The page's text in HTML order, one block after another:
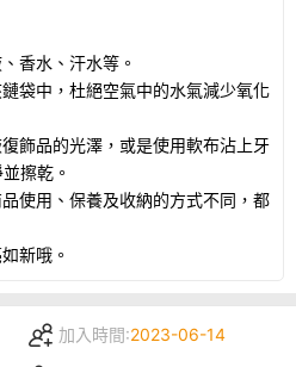
香水、汗水等。
袋中，杜絕空氣中的水氣減少氧化
飾品的光澤，或是使用軟布沾上牙
擦乾。
使用、保養及收納的方式不同，都
新哦。
加入時間:2023-06-14